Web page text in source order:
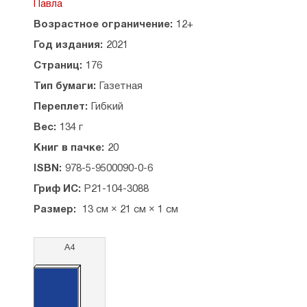
грех — главную причину порчи человеческой
натуры.
Допущено к распространению Издательским
Содержание:
Предисловие: о страхе перед порчей
у православных?
Соблазны отрицания
Исторический аспект проблемы
Термин «порча» и его синонимы
Как становятся колдунами
Борьба с чародейством в христианстве
Павла
Возрастное ограничение: 12+
Год издания: 2021
Страниц: 176
Тип бумаги: Газетная
Переплет: Гибкий
Вес: 134 г
Книг в пачке: 20
ISBN: 978-5-9500090-0-6
Гриф ИС: Р21-104-3088
Размер: 13 см × 21 см × 1 см
А4